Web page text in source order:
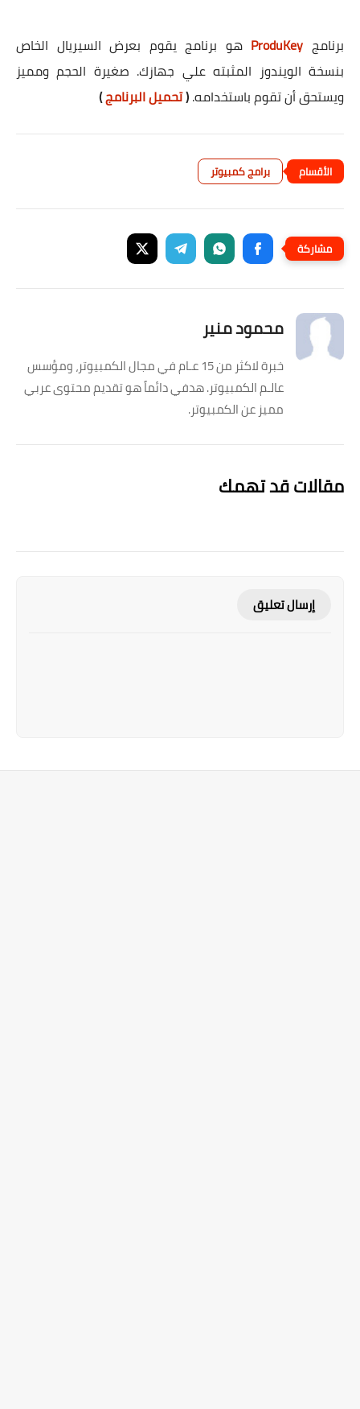
برنامج ProduKey هو برنامج يقوم بعرض السيريال الخاص
بنسخة الويندوز المثبته علي جهازك. صغيرة الحجم ومميز
ويستحق أن تقوم باستخدامه.(تحميل البرنامج)
برامج كمبيوتر
محمود منير
خبرة لاكثر من 15 عـام في مجال الكمبيوتر، ومؤسس
عالـم الكمبيوتر. هدفي دائماً هو تقديم محتوى عربي
مميز عن الكمبيوتر.
مقالات قد تهمك
إرسال تعليق